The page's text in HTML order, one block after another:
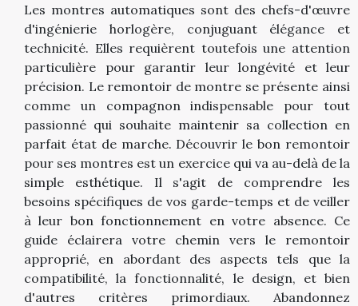
Les montres automatiques sont des chefs-d'œuvre
d'ingénierie horlogère, conjuguant élégance et
technicité. Elles requièrent toutefois une attention
particulière pour garantir leur longévité et leur
précision. Le remontoir de montre se présente ainsi
comme un compagnon indispensable pour tout
passionné qui souhaite maintenir sa collection en
parfait état de marche. Découvrir le bon remontoir
pour ses montres est un exercice qui va au-delà de la
simple esthétique. Il s'agit de comprendre les
besoins spécifiques de vos garde-temps et de veiller
à leur bon fonctionnement en votre absence. Ce
guide éclairera votre chemin vers le remontoir
approprié, en abordant des aspects tels que la
compatibilité, la fonctionnalité, le design, et bien
d'autres critères primordiaux. Abandonnez